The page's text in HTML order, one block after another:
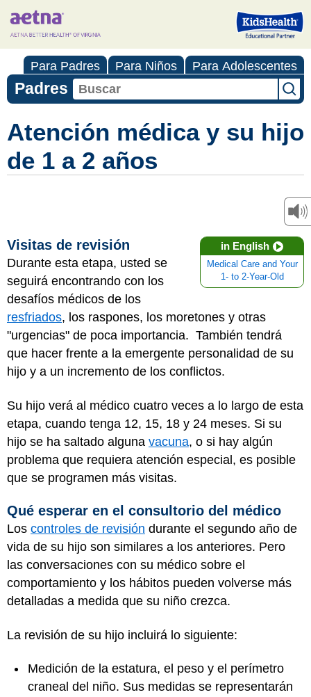
Para Padres Para Niños Para Adolescentes
Padres
Atención médica y su hijo
de 1 a 2 años
in English
Medical Care and Your
1- to 2-Year-Old
Visitas de revisión
Durante esta etapa, usted se
seguirá encontrando con los
desafíos médicos de los
resfriados, los raspones, los moretones y otras
"urgencias" de poca importancia. También tendrá
que hacer frente a la emergente personalidad de su
hijo y a un incremento de los conflictos.
Su hijo verá al médico cuatro veces a lo largo de esta
etapa, cuando tenga 12, 15, 18 y 24 meses. Si su
hijo se ha saltado alguna vacuna, o si hay algún
problema que requiera atención especial, es posible
que se programen más visitas.
Qué esperar en el consultorio del médico
Los controles de revisión durante el segundo año de
vida de su hijo son similares a los anteriores. Pero
las conversaciones con su médico sobre el
comportamiento y los hábitos pueden volverse más
detalladas a medida que su niño crezca.
La revisión de su hijo incluirá lo siguiente:
Medición de la estatura, el peso y el perímetro
craneal del niño. Sus medidas se representarán